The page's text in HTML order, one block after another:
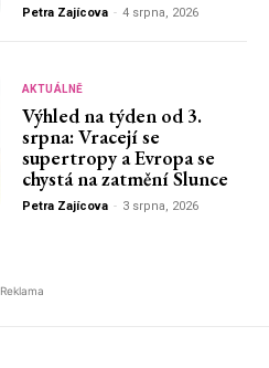
Petra Zajícova - 4 srpna, 2026
AKTUÁLNĚ
Výhled na týden od 3.
srpna: Vracejí se
supertropy a Evropa se
chystá na zatmění Slunce
Petra Zajícova - 3 srpna, 2026
Reklama